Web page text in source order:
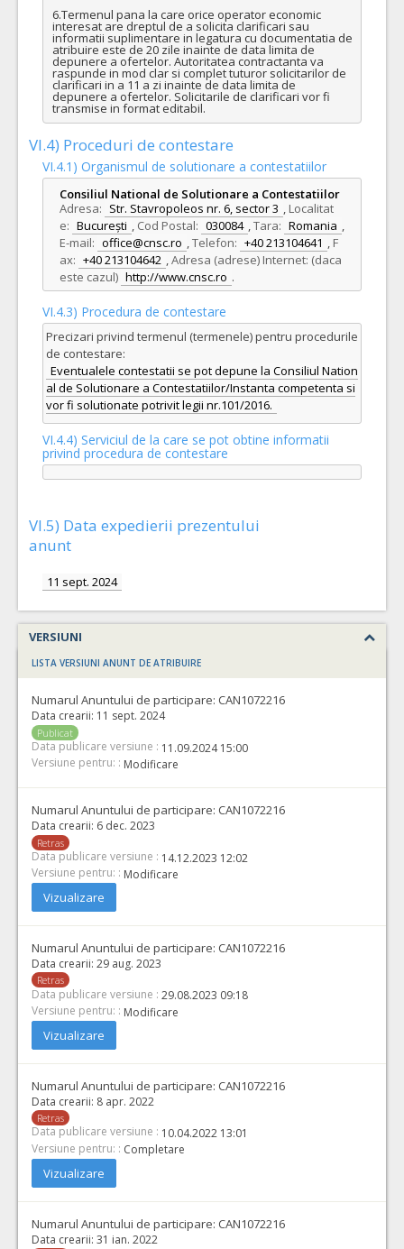
6.Termenul pana la care orice operator economic
interesat are dreptul de a solicita clarificari sau
informatii suplimentare in legatura cu documentatia de
atribuire este de 20 zile inainte de data limita de
depunere a ofertelor. Autoritatea contractanta va
raspunde in mod clar si complet tuturor solicitarilor de
clarificari in a 11 a zi inainte de data limita de
depunere a ofertelor. Solicitarile de clarificari vor fi
transmise in format editabil.
VI.4) Proceduri de contestare
VI.4.1) Organismul de solutionare a contestatiilor
Consiliul National de Solutionare a Contestatiilor
Adresa: Str. Stavropoleos nr. 6, sector 3 , Localitat
e: București , Cod Postal: 030084 ,Tara: Romania ,
E-mail: office@cnsc.ro ,Telefon: +40 213104641 , F
ax: +40 213104642 ,Adresa (adrese) Internet: (daca
este cazul) http://www.cnsc.ro .
VI.4.3) Procedura de contestare
Precizari privind termenul (termenele) pentru procedurile
de contestare:
Eventualele contestatii se pot depune la Consiliul Nation
al de Solutionare a Contestatiilor/Instanta competenta si
vor fi solutionate potrivit legii nr.101/2016.
VI.4.4) Serviciul de la care se pot obtine informatii
privind procedura de contestare
VI.5) Data expedierii prezentului
anunt
11 sept. 2024
VERSIUNI
LISTA VERSIUNI ANUNT DE ATRIBUIRE
Numarul Anuntului de participare: CAN1072216
Data crearii: 11 sept. 2024
Publicat
Data publicare versiune : 11.09.2024 15:00
Versiune pentru: : Modificare
Numarul Anuntului de participare: CAN1072216
Data crearii: 6 dec. 2023
Retras
Data publicare versiune : 14.12.2023 12:02
Versiune pentru: : Modificare
Vizualizare
Numarul Anuntului de participare: CAN1072216
Data crearii: 29 aug. 2023
Retras
Data publicare versiune : 29.08.2023 09:18
Versiune pentru: : Modificare
Vizualizare
Numarul Anuntului de participare: CAN1072216
Data crearii: 8 apr. 2022
Retras
Data publicare versiune : 10.04.2022 13:01
Versiune pentru: : Completare
Vizualizare
Numarul Anuntului de participare: CAN1072216
Data crearii: 31 ian. 2022